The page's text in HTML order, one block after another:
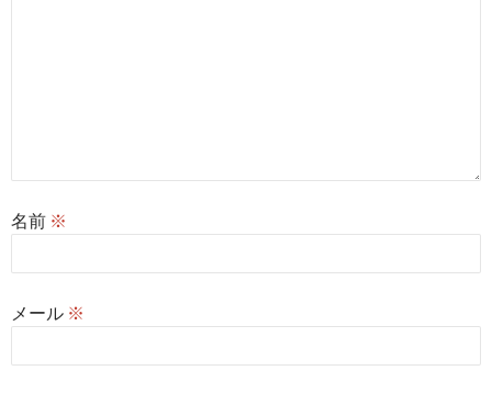
名前 ※
メール ※